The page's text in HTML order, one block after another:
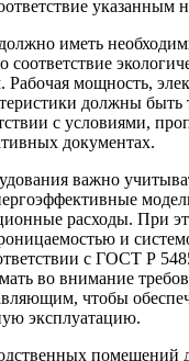
указанным
иметь
мощность,
должны быть
с условиями,
документах.
важно
расходы. При
и
с ГОСТ Р
во внимание
чтобы
эксплуатацию.
помещений